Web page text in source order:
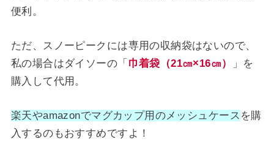
便利。
ただ、スノーピークには専用の収納袋はないので、
私の場合はダイソーの「 巾着袋（21㎝×16㎝）
」を
購入して代用。
楽天やamazonでマグカップ用のメッシュケース を購
入するのもおすすめですよ！